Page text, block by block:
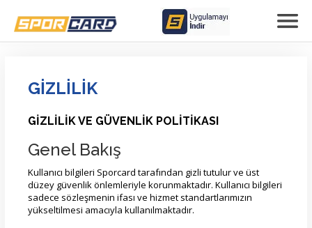
GİZLİLİK
GİZLİLİK VE GÜVENLİK POLİTİKASI
Genel Bakış
Kullanıcı bilgileri Sporcard tarafından gizli tutulur ve üst
düzey güvenlik önlemleriyle korunmaktadır. Kullanıcı bilgileri
sadece sözleşmenin ifası ve hizmet standartlarımızın
yükseltilmesi amacıyla kullanılmaktadır.